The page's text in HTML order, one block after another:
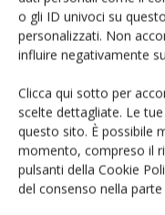
o gli ID univoci su
personalizzati. Non
influire negativamente
Clicca qui sotto per
scelte dettagliate. Le
questo sito. È possibile
momento, compreso il
pulsanti della Cookie
del consenso nella
Salva il mio nome,
prossimi commenti.